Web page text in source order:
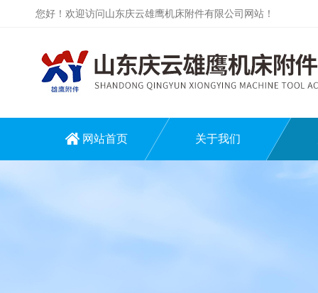
您好！欢迎访问山东庆云雄鹰机床附件有限公司网站！
网站首页 关于我们